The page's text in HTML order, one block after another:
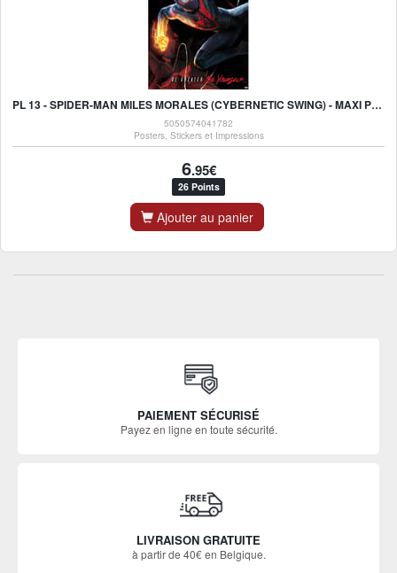
PL 13 - SPIDER-MAN MILES MORALES (CYBERNETIC SWING) - MAXI POSTER 91X61CM
5050574041782
Posters, Stickers et Impressions
6.95€
26 Points
Ajouter au panier
PAIEMENT SÉCURISÉ
Payez en ligne en toute sécurité.
LIVRAISON GRATUITE
à partir de 40€ en Belgique.